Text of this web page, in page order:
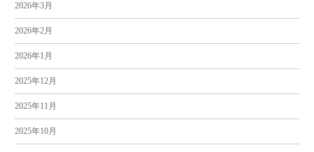
2026年3月
2026年2月
2026年1月
2025年12月
2025年11月
2025年10月